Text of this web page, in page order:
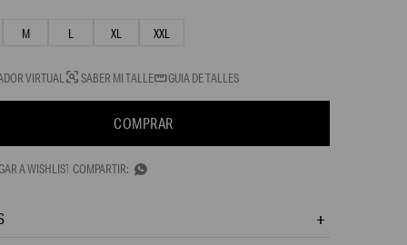
M L XL XXL
VIRTUAL SABER MI TALLE GUIA DE TALLES
COMPRAR
